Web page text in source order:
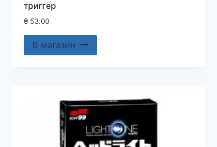
триггер
₴53.00
В магазин